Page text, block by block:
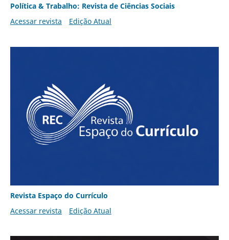
Política & Trabalho: Revista de Ciências Sociais
Acessar revista
Edição Atual
Revista Espaço do Currículo
Acessar revista
Edição Atual